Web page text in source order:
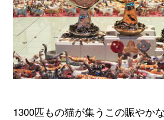
1300匹もの猫が集うこの賑やか